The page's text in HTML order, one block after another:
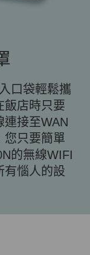
口袋輕鬆攜
飯店時只要
連接至WAN
您只要簡單
的無線WIFI
有惱人的設